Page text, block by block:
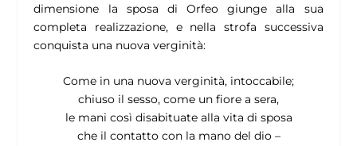
dimensione la sposa di Orfeo giunge alla sua
completa realizzazione, e nella strofa successiva
conquista una nuova verginità:
Come in una nuova verginità, intoccabile;
chiuso il sesso, come un fiore a sera,
le mani così disabituate alla vita di sposa
che il contatto con la mano del dio –